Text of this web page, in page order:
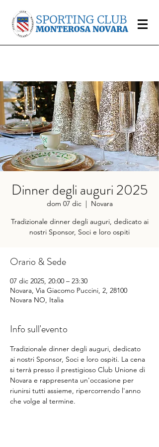
Dinner degli auguri 2025
dom 07 dic
  |
Novara
Tradizionale dinner degli auguri, dedicato ai
nostri Sponsor, Soci e loro ospiti
Orario & Sede
07 dic 2025, 20:00 – 23:30
Novara, Via Giacomo Puccini, 2, 28100
Novara NO, Italia
Info sull'evento
Tradizionale dinner degli auguri, dedicato
ai nostri Sponsor, Soci e loro ospiti. La cena
si terrà presso il prestigioso Club Unione di
Novara e rappresenta un'occasione per
riunirsi tutti assieme, ripercorrendo l'anno
che volge al termine.